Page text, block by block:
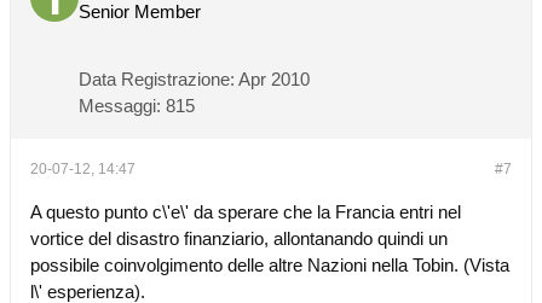
Senior Member
Data Registrazione: Apr 2010
Messaggi: 815
#7
20-07-12, 14:47
A questo punto c\'e\' da sperare che la Francia entri nel
vortice del disastro finanziario, allontanando quindi un
possibile coinvolgimento delle altre Nazioni nella Tobin. (Vista
l\' esperienza).